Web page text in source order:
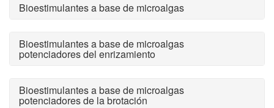
Bioestimulantes a base de microalgas
Bioestimulantes a base de microalgas
potenciadores del enrizamiento
Bioestimulantes a base de microalgas
potenciadores de la brotación